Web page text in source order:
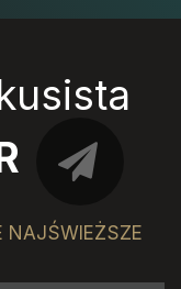
NAJŚWIEŻSZE